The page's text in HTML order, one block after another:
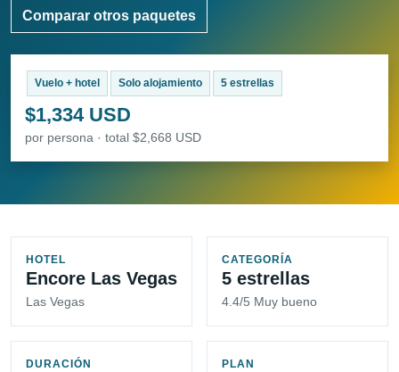
Comparar otros paquetes
Vuelo + hotel Solo alojamiento 5 estrellas
$1,334 USD
por persona · total $2,668 USD
HOTEL
Encore Las Vegas
Las Vegas
CATEGORÍA
5 estrellas
4.4/5 Muy bueno
DURACIÓN PLAN